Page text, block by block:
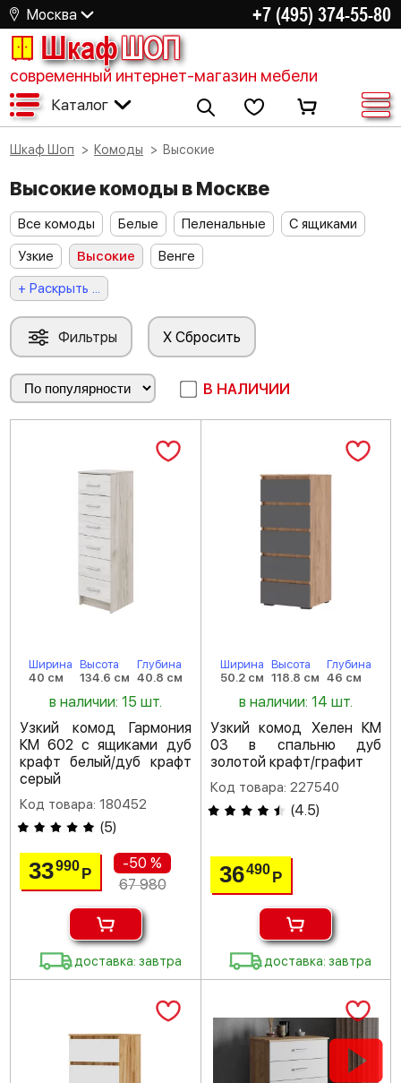
Москва +7 (495) 374-55-80
ШкафШОП
современный интернет-магазин мебели
Каталог
Шкаф Шоп Комоды Высокие
Высокие комоды в Москве
Все комоды Белые Пеленальные
С ящиками
Узкие
Высокие
Венге
+ Раскрыть ...
Фильтры X Сбросить
В НАЛИЧИИ
Ширина
40 см
Высота
134.6 см
Глубина
40.8 см
в наличии: 15 шт.
Узкий комод Гармония
КМ 602 с ящиками дуб
крафт белый/дуб крафт
серый
Код товара: 180452
(5)
33990Р
-50 %
67 980
доставка: завтра
Ширина
50.2 см
Высота
118.8 см
Глубина
46 см
в наличии: 14 шт.
Узкий комод Хелен КМ
03 в спальню дуб
золотой крафт/графит
Код товара: 227540
(4.5)
36490 Р
доставка: завтра